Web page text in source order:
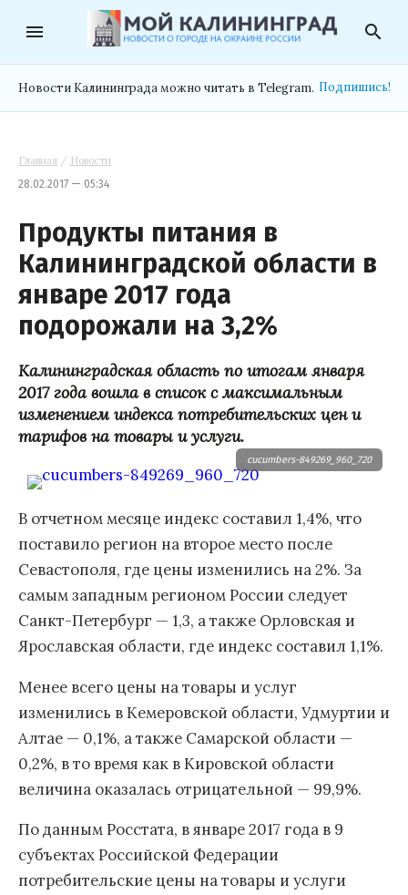
menu search
Новости Калининграда можно читать в Telegram. Подпишись!
Главная / Новости
28.02.2017 — 05:34
Продукты питания в
Калининградской области в
январе 2017 года
подорожали на 3,2%
Калининградская область по итогам января
2017 года вошла в список с максимальным
изменением индекса потребительских цен и
тарифов на товары и услуги.
cucumbers-849269_960_720
В отчетном месяце индекс составил 1,4%, что
поставило регион на второе место после
Севастополя, где цены изменились на 2%. За
самым западным регионом России следует
Санкт-Петербург — 1,3, а также Орловская и
Ярославская области, где индекс составил 1,1%.
Менее всего цены на товары и услуг
изменились в Кемеровской области, Удмуртии и
Алтае — 0,1%, а также Самарской области —
0,2%, в то время как в Кировской области
величина оказалась отрицательной — 99,9%.
По данным Росстата, в январе 2017 года в 9
субъектах Российской Федерации
потребительские цены на товары и услуги